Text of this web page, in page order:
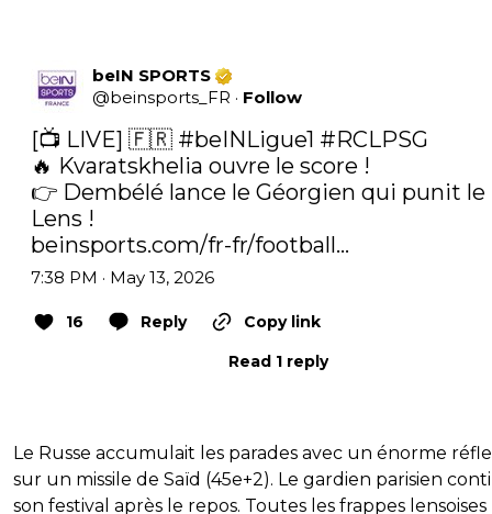
beIN SPORTS
@beinsports_FR · Follow
[📺 LIVE] 🇫🇷 #beINLigue1 #RCLPSG
🔥 Kvaratskhelia ouvre le score !
👉 Dembélé lance le Géorgien qui punit le
beinsports.com/fr-fr/football…
7:38 PM · May 13, 2026
16 Reply
Copy link
Read 1 reply
Le Russe accumulait les parades avec un énorme
sur un missile de Saïd (45e+2). Le gardien parisien
son festival après le repos. Toutes les frappes lensoises